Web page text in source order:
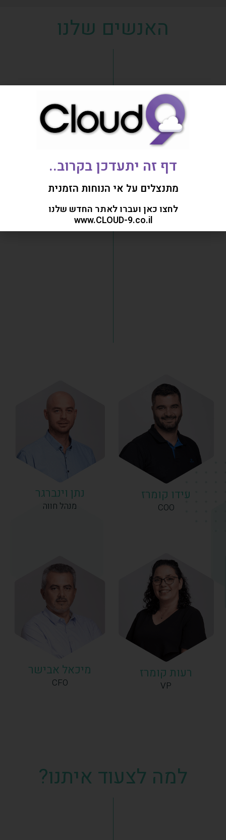
האנשים שלנו
עידו קומרז
COO
נתן וינברגר
מנהל חווה
רעות קומרז
VP
מיכאל אבישר
CFO
למה לצעוד איתנו?
דף זה יתעדכן בקרוב..
מתנצלים על אי הנוחות הזמנית
לחצו כאן ועברו לאתר החדש שלנו
www.CLOUD-9.co.il